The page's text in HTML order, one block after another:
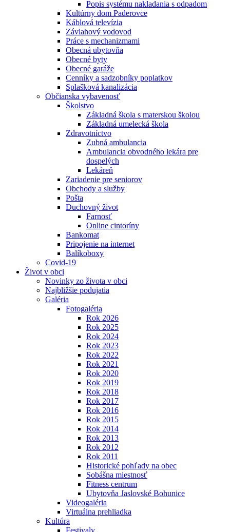
Popis systému nakladania s odpadom
Kultúrny dom Paderovce
Káblová televízia
Závlahový vodovod
Práce s mechanizmami
Obecná ubytovňa
Obecné byty
Obecné garáže
Cenníky a sadzobníky poplatkov
Splašková kanalizácia
Občianska vybavenosť
Školstvo
Základná škola s materskou školou
Základná umelecká škola
Zdravotníctvo
Zubná ambulancia
Ambulancia obvodného lekára pre
dospelých
Lekáreň
Zariadenie pre seniorov
Obchody a služby
Pošta
Duchovný život
Farnosť
Online cintoríny
Bankomat
Pripojenie na internet
Balíkoboxy
Covid-19
Život v obci
Novinky zo života v obci
Najbližšie podujatia
Galéria
Fotogaléria
Rok 2026
Rok 2025
Rok 2024
Rok 2023
Rok 2022
Rok 2021
Rok 2020
Rok 2019
Rok 2018
Rok 2017
Rok 2016
Rok 2015
Rok 2014
Rok 2013
Rok 2012
Rok 2011
Historické pohľady na obec
Sobášna miestnosť
Fitness centrum
Ubytovňa Jaslovské Bohunice
Videogaléria
Virtuálna prehliadka
Kultúra
Festivaly